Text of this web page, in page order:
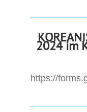
2024 im
https://